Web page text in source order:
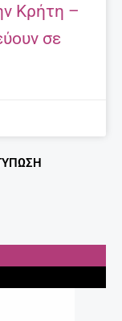
Κρήτη –
σε